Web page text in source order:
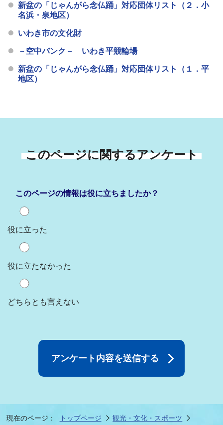
新盆の「じゃんがら念仏踊」対応団体リスト（２．小
名浜・泉地区）
いわき市の文化財
－空中バンク－ いわき平競輪場
新盆の「じゃんがら念仏踊」対応団体リスト（１．平
地区）
このページに関するアンケート
このページの情報は役に立ちましたか？
役に立った
役に立たなかった
どちらとも言えない
現在のページ： トップページ
観光・文化・スポーツ